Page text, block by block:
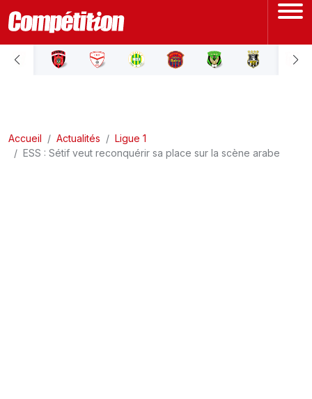
ACCUEIL
LIGUE 2
Accueil Actualités
Ligue 1
ESS : Sétif veut reconquérir sa place sur la scène arabe